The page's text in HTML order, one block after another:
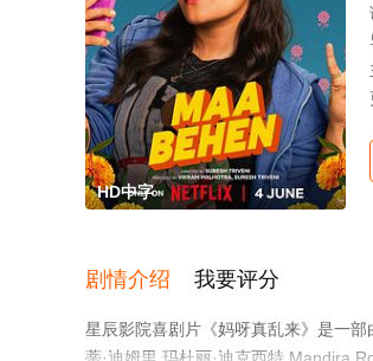
HD中字
剧情介绍 我要评分
星辰影院喜剧片《妈呀真乱来》是一